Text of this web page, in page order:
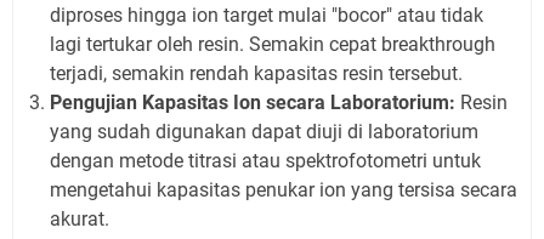
diproses hingga ion target mulai "bocor" atau tidak
lagi tertukar oleh resin. Semakin cepat breakthrough
terjadi, semakin rendah kapasitas resin tersebut.
Pengujian Kapasitas Ion secara Laboratorium: Resin
yang sudah digunakan dapat diuji di laboratorium
dengan metode titrasi atau spektrofotometri untuk
mengetahui kapasitas penukar ion yang tersisa secara
akurat.